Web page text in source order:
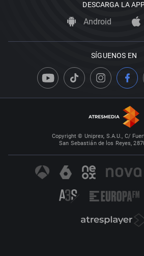
DESCARGA LA
Android
SÍGUENOS EN
Copyright © Uniprex, S.A.U., C/
San Sebastián de los Reyes,